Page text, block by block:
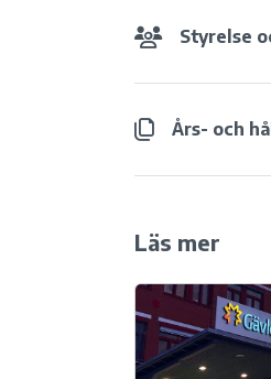
Styrelse
Års- och
Läs mer